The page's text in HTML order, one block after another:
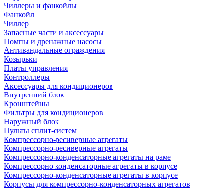
Чиллеры и фанкойлы
Фанкойл
Чиллер
Запасные части и аксессуары
Помпы и дренажные насосы
Антивандальные ограждения
Козырьки
Платы управления
Контроллеры
Аксессуары для кондиционеров
Внутренний блок
Кронштейны
Фильтры для кондиционеров
Наружный блок
Пульты сплит-систем
Компрессорно-ресиверные агрегаты
Компрессорно-ресиверные агрегаты
Компрессорно-конденсаторные агрегаты на раме
Компрессорно конденсаторные агрегаты в корпусе
Компрессорно-конденсаторные агрегаты в корпусе
Корпусы для компрессорно-конденсаторных агрегатов